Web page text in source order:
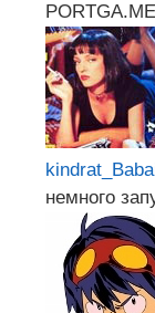
PORTGA.ME
немного